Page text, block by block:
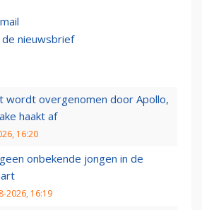
nieuwsbrief
wordt overgenomen door Apollo,
haakt af
16:20
onbekende jongen in de
2026, 16:19